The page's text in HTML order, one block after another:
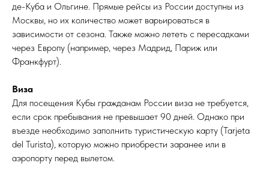
де-Куба и Ольгине. Прямые рейсы из России доступны из
Москвы, но их количество может варьироваться в
зависимости от сезона. Также можно лететь с пересадками
через Европу (например, через Мадрид, Париж или
Франкфурт).
Виза
Для посещения Кубы гражданам России виза не требуется,
если срок пребывания не превышает 90 дней. Однако при
въезде необходимо заполнить туристическую карту (Tarjeta
del Turista), которую можно приобрести заранее или в
аэропорту перед вылетом.